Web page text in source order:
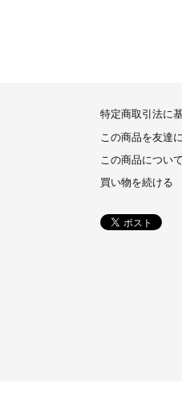
特定商取引法に
この商品を友達
この商品につい
買い物を続ける